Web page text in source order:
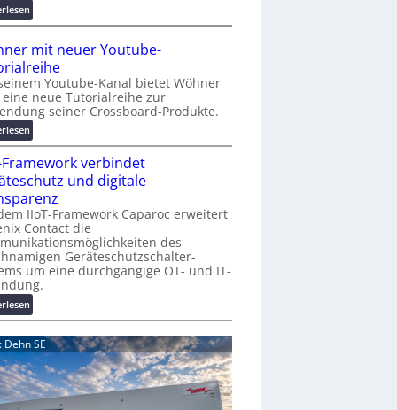
r
o
s
t
e
n
f
a
l
l
e
:
A
A
Z
ü
r
i
c
:
T
r
e
f
f
p
u
n
k
f
ü
r
p
mit neuer Youtube-
Youtube-Kanal bietet Wöhner
neue Tutorialreihe zur
seiner Crossboard-Produkte.
:
W
ö
h
n
e
r
m
i
t
n
e
u
e
r
Y
o
u
Framework verbindet
und digitale
IIoT-Framework Caparoc erweitert
Contact die
des
Geräteschutzschalter-
um eine durchgängige OT- und IT-
:
I
I
o
T
-
F
Dehn SE